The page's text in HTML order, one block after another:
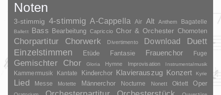
Noten
3-stimmig 4-stimmig A-Cappella Air Alt Anthem Bagatelle
Ballett Bass Bearbeitung Capriccio Chor & Orchester Chornoten
Chorpartitur Chorwerk Divertimento Download
Duett
Einzelstimmen
Etüde Fantasie Frauenchor Fuge
Gemischter Chor Gloria Hymne Improvisation Instrumentalmusik
Kammermusik Kantate Kinderchor Klavierauszug Konzert Kyrie
Lied Messe Motette Männerchor Nocturne Nonett Oktett Oper